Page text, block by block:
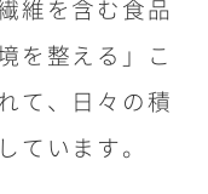
維を含む食品
を整える」こ
て、日々の積
ています。